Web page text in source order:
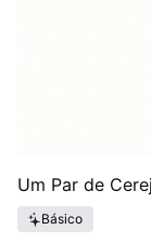
Um Par de
Básico